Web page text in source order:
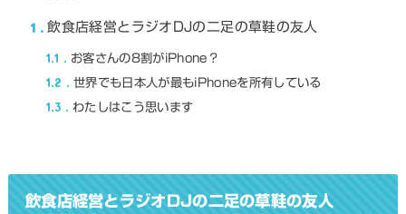
1 飲食店経営とラジオDJの二足の草鞋の友人
1.1 お客さんの8割がiPhone？
1.2 世界でも日本人が最もiPhoneを所有している
1.3 わたしはこう思います
飲食店経営とラジオDJの二足の草鞋の友人